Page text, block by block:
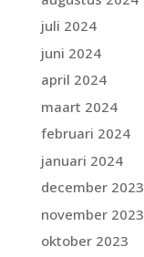
juli 2024
juni 2024
april 2024
maart 2024
februari 2024
januari 2024
december 2023
november 2023
oktober 2023